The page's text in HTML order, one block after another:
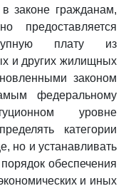
законе гражданам,
плату из
и других жилищных
законом
федеральному
уровне
категории
но и устанавливать
обеспечения
и иных